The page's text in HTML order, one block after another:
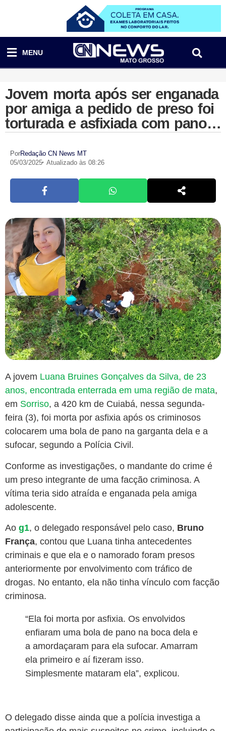
MENU
Jovem morta após ser enganada
por amiga a pedido de preso foi
torturada e asfixiada com pano
na garganta, diz polícia
PorRedação CN News MT
05/03/2025 Atualizado às 08:26
A jovem Luana Bruines Gonçalves da Silva, de 23
anos, encontrada enterrada em uma região de mata,
em Sorriso, a 420 km de Cuiabá, nessa segunda-
feira (3), foi morta por asfixia após os criminosos
colocarem uma bola de pano na garganta dela e a
sufocar, segundo a Polícia Civil.
Conforme as investigações, o mandante do crime é
um preso integrante de uma facção criminosa. A
vítima teria sido atraída e enganada pela amiga
adolescente.
Ao g1, o delegado responsável pelo caso, Bruno
França, contou que Luana tinha antecedentes
criminais e que ela e o namorado foram presos
anteriormente por envolvimento com tráfico de
drogas. No entanto, ela não tinha vínculo com facção
criminosa.
“Ela foi morta por asfixia. Os envolvidos
enfiaram uma bola de pano na boca dela e
a amordaçaram para ela sufocar. Amarram
ela primeiro e aí fizeram isso.
Simplesmente mataram ela”, explicou.
O delegado disse ainda que a polícia investiga a